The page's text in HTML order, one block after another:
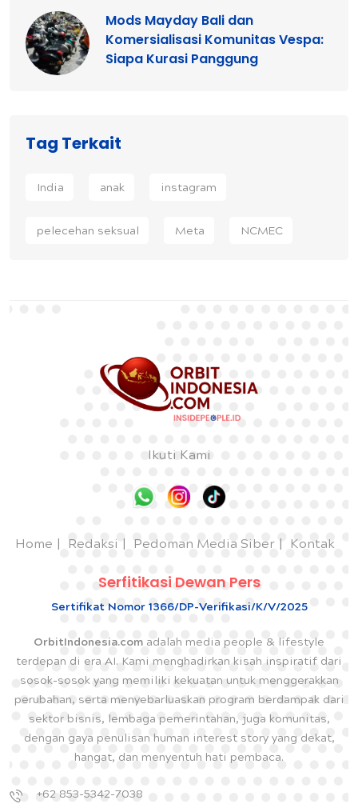
Mods Mayday Bali dan
Komersialisasi Komunitas Vespa:
Siapa Kurasi Panggung
Tag Terkait
India anak instagram
pelecehan seksual Meta NCMEC
Ikuti Kami
Home Redaksi Pedoman Media Siber Kontak
Serfitikasi Dewan Pers
Sertifikat Nomor 1366/DP-Verifikasi/K/V/2025
OrbitIndonesia.com adalah media people & lifestyle
terdepan di era AI. Kami menghadirkan kisah inspiratif dari
sosok-sosok yang memiliki kekuatan untuk menggerakkan
perubahan, serta menyebarluaskan program berdampak dari
sektor bisnis, lembaga pemerintahan, juga komunitas,
dengan gaya penulisan human interest story yang dekat,
hangat, dan menyentuh hati pembaca.
+62 853-5342-7038